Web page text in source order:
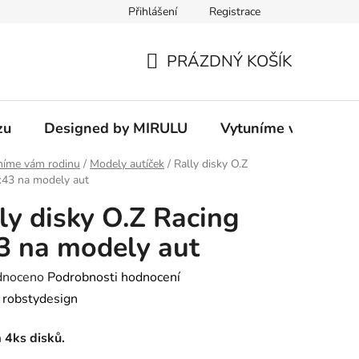
Přihlášení Registrace
KOŠÍK
PRÁZDNÝ KOŠÍK
Designed by MIRULU Vytuníme vám
vám rodinu / Modely autíček / Rally disky O.Z
na modely aut
disky O.Z Racing
na modely aut
Podrobnosti hodnocení
robstydesign
4ks disků.